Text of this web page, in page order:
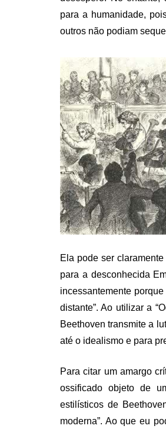
para a humanidade,
outros não podiam
Ela pode ser
para a desconhecida
incessantemente
distante”. Ao utilizar a
Beethoven transmite a
até o idealismo e para
Para citar um amargo
ossificado objeto de
estilísticos de
moderna”. Ao que eu